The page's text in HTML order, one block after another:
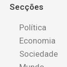
Secções
Política
Economia
Sociedade